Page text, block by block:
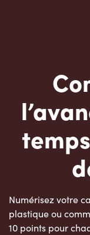
Numérisez votre
plastique ou
10 points pour